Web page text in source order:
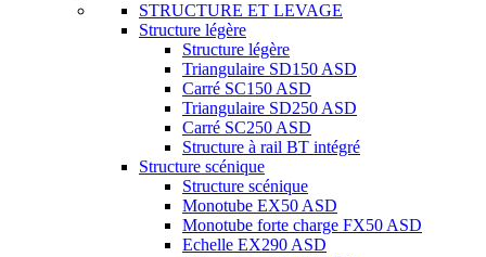
STRUCTURE ET LEVAGE
Structure légère
Structure légère
Triangulaire SD150 ASD
Carré SC150 ASD
Triangulaire SD250 ASD
Carré SC250 ASD
Structure à rail BT intégré
Structure scénique
Structure scénique
Monotube EX50 ASD
Monotube forte charge FX50 ASD
Echelle EX290 ASD